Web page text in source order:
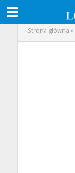
Strona główna »